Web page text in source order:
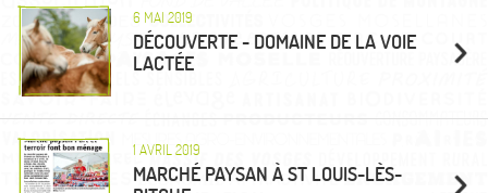
6 MAI 2019
DÉCOUVERTE - DOMAINE DE LA VOIE
LACTÉE
1 AVRIL 2019
MARCHÉ PAYSAN À ST LOUIS-LÈS-